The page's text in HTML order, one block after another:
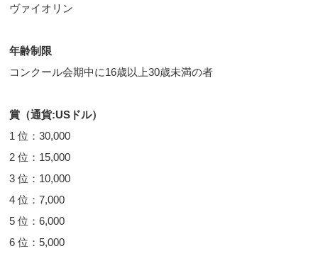
ヴァイオリン
年齢制限
コンクール会期中に16歳以上30歳未満の者
賞（通貨:USドル）
1 位：30,000
2 位：15,000
3 位：10,000
4 位：7,000
5 位：6,000
6 位：5,000